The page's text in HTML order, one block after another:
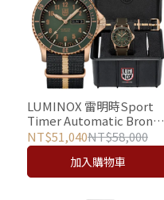
LUMINOX 雷明時Sport
Timer Automatic Bronze
青銅機械錶/全球限量紀念
/ 0936-SET
NT$51,040NT$58,000
加入購物車